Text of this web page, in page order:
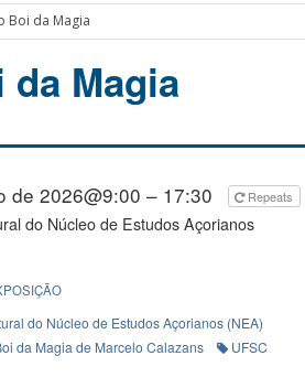
Boi da Magia
Magia
de 2026@9:00 – 17:30 Repeats
do Núcleo de Estudos Açorianos
do Núcleo de Estudos Açorianos (NEA)
da Magia de Marcelo Calazans
UFSC